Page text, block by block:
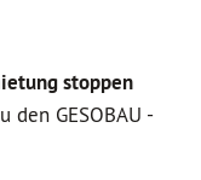
stoppen
den GESOBAU -